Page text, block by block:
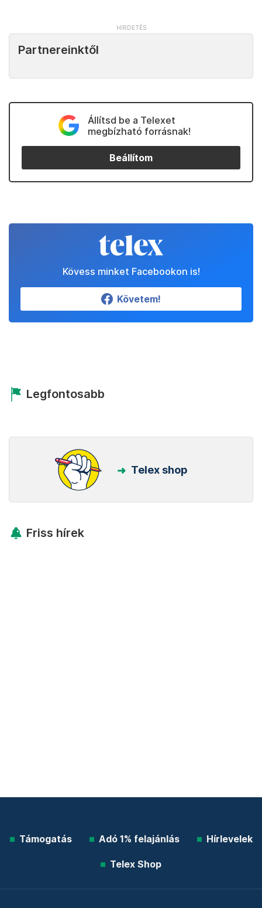
Partnereinktől
Állítsd be a Telexet
megbízható forrásnak!
Beállítom
Kövess minket Facebookon is!
Követem!
Legfontosabb
Telex shop
Friss hírek
Támogatás Adó 1% felajánlás Hírlevelek
Telex Shop